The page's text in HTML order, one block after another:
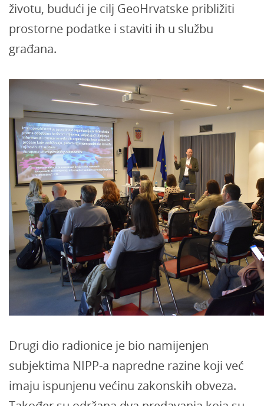
životu, budući je cilj GeoHrvatske približiti
prostorne podatke i staviti ih u službu
građana.
Drugi dio radionice je bio namijenjen
subjektima NIPP-a napredne razine koji već
imaju ispunjenu većinu zakonskih obveza.